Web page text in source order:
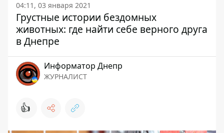
04:11, 03 января 2021
Грустные истории бездомных
животных: где найти себе верного друга
в Днепре
Информатор Днепр
ЖУРНАЛИСТ
👍